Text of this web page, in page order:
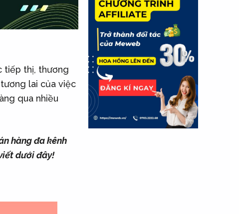
tiếp thị, thương
lai của việc
qua nhiều
hàng đa kênh
dưới đây!